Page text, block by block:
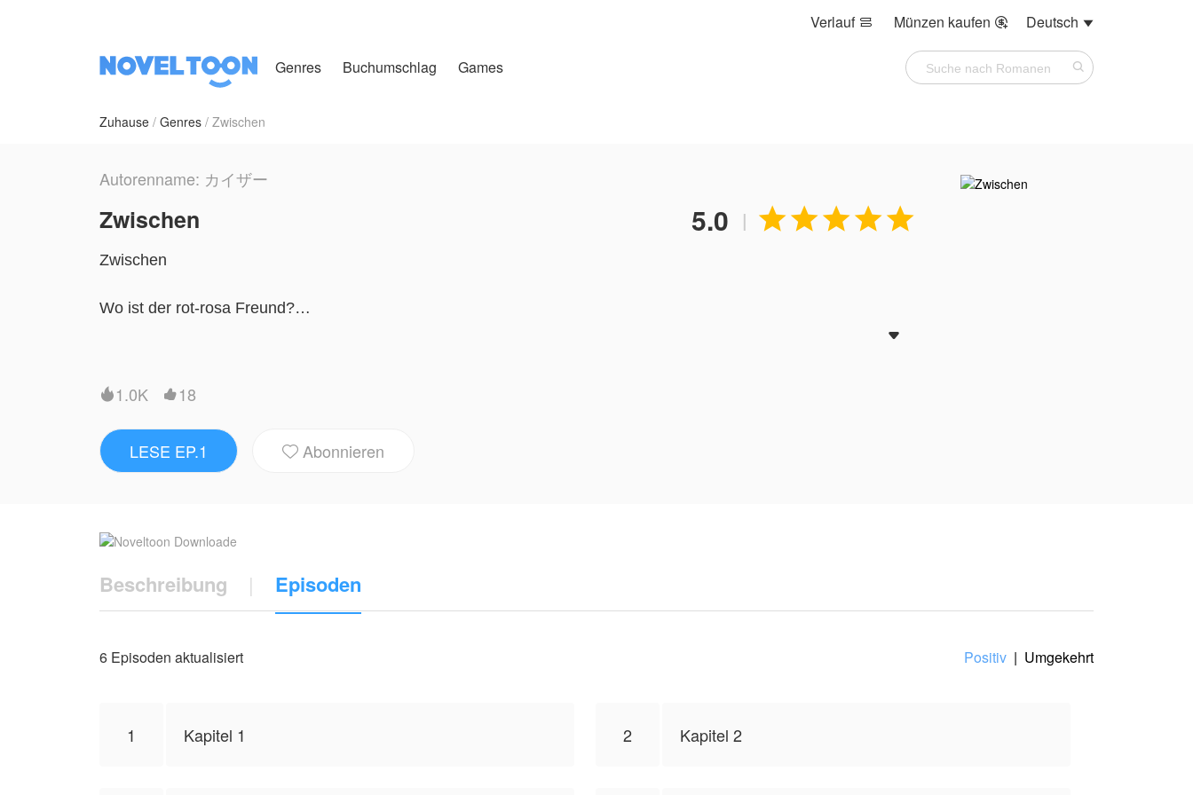
Verlauf  Münzen kaufen  Deutsch 
Genres Buchumschlag Games
Zuhause Genres Zwischen
Autorenname: カイザー
Zwischen 5.0 | 
Zwischen
Wo ist der rot-rosa Freund?
Rückblickend brodelt Oma vor Wut. Es ist beängstigend zu sehen...
Ich denke mir, ich rede mit keinem Mädchen, ich störe nicht. Warum fängt er an, hierher zu kommen? Ich sagte
kühn
-Welchen Bara-Reis von dir habe ich als Asche gegeben????(mir)
- Hier ist sie (neben ihr war ein anderes Mädchen).
- Nicht gesehen! Dann sagte er: Wie geht es diesem Freund, rot-rosa???
-Ha ha ha ha ich habe gesungen
- Schauen Sie sich das rot-rosa Kleid an ihr genau an ...

 1.0K  18
LESE EP.1  Abonnieren
Beschreibung | Episoden
6 Episoden aktualisiert Positiv | Umgekehrt
1 Kapitel 1 2 Kapitel 2